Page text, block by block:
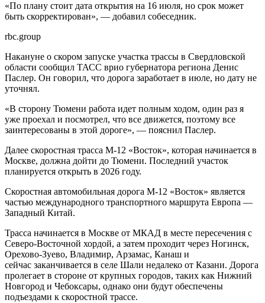
«По плану стоит дата открытия на 16 июля, но срок может
быть скорректирован», — добавил собеседник.
rbc.group
Накануне о скором запуске участка трассы в Свердловской
области сообщил ТАСС врио губернатора региона Денис
Паслер. Он говорил, что дорога заработает в июле, но дату не
уточнял.
«В сторону Тюмени работа идет полным ходом, один раз я
уже проехал и посмотрел, что все движется, поэтому все
заинтересованы в этой дороге», — пояснил Паслер.
Далее скоростная трасса М-12 «Восток», которая начинается в
Москве, должна дойти до Тюмени. Последний участок
планируется открыть в 2026 году.
Скоростная автомобильная дорога М-12 «Восток» является
частью международного транспортного маршрута Европа —
Западный Китай.
Трасса начинается в Москве от МКАД в месте пересечения с
Северо-Восточной хордой, а затем проходит через Ногинск,
Орехово-Зуево, Владимир, Арзамас, Канаш и
сейчас заканчивается в селе Шали недалеко от Казани. Дорога
пролегает в стороне от крупных городов, таких как Нижний
Новгород и Чебоксары, однако они будут обеспечены
подъездами к скоростной трассе.